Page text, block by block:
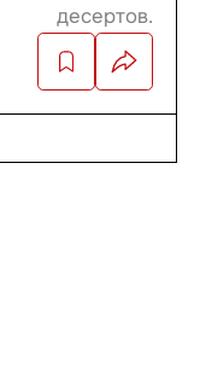
десертов.